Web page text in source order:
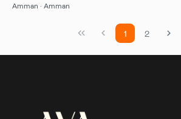
Amman · Amman
1 2